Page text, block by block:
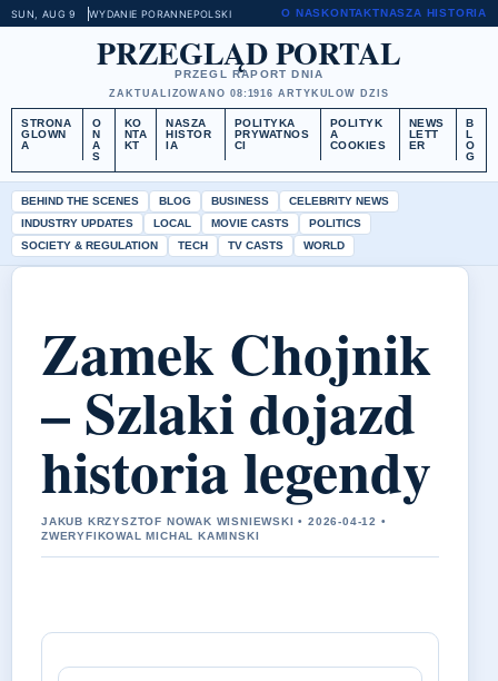
SUN, AUG 9 WYDANIE PORANNEPOLSKI O NASKONTAKTNASZA HISTORIA
PRZEGLĄD PORTAL
PRZEGL RAPORT DNIA
ZAKTUALIZOWANO 08:1916 ARTYKULOW DZIS
STRONA
GLOWN
A
O
N
A
S
KO
NTA
KT
NASZA
HISTOR
IA
POLITYKA
PRYWATNOS
CI
POLITYK
A
COOKIES
NEWS
LETT
ER
B
L
O
G
BEHIND THE SCENES BLOG BUSINESS
CELEBRITY NEWS
INDUSTRY UPDATES
LOCAL MOVIE CASTS
POLITICS
SOCIETY & REGULATION
TECH TV CASTS WORLD
Zamek Chojnik
– Szlaki dojazd
historia legendy
JAKUB KRZYSZTOF NOWAK WISNIEWSKI • 2026-04-12 •
ZWERYFIKOWAL MICHAL KAMINSKI